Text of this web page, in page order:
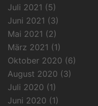
Juli 2021 (5)
Juni 2021 (3)
Mai 2021 (2)
März 2021 (1)
Oktober 2020 (6)
August 2020 (3)
Juli 2020 (1)
Juni 2020 (1)